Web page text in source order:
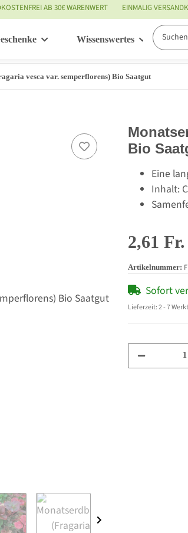
AB 30€ WARENWERT EINMALIG
Wissenswertes
vesca var. semperflorens) Bio Saatgut
Bio
Eine
Inhalt:
2,61 Fr.
Artikelnummer:
Sofort
Lieferzeit:2 - 7